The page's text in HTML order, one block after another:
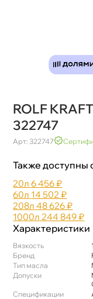
ROLF
322747
Арт: 322747
Также доступны
20л 6 456 ₽
60л 14 502 ₽
208л 48 626 ₽
1000л 244 849 ₽
Характеристики
язкость
Бренд
Тип масла
Допуски
Спецификации